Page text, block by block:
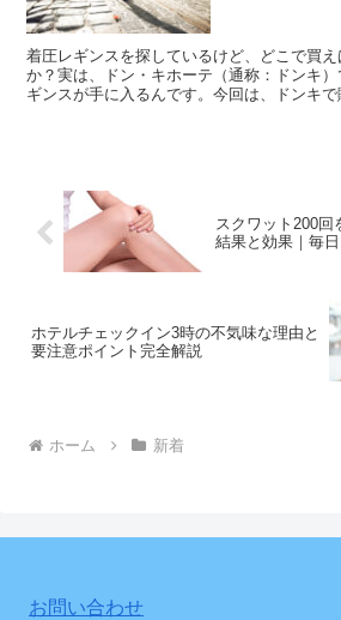
着圧レギンスを探しているけど、どこで買
か？実は、ドン・キホーテ（通称：ドンキ
ギンスが手に入るんです。今回は、ドンキ
スクワット200回
結果と効果｜毎
ホテルチェックイン3時の不気味な理由と
要注意ポイント完全解説
ホーム 新着
お問い合わせ